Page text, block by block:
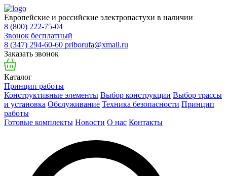
Европейские и российские электропастухи в наличии
8 (800) 222-75-04
Звонок бесплатный
8 (347) 294-60-60 priborufa@xmail.ru
Заказать звонок
Каталог
Принцип работы
Конструктивные элементы Выбор конструкции Выбор трассы
и установка Обслуживание Техника безопасности Принцип
работы
Готовые комплекты Новости О нас Контакты